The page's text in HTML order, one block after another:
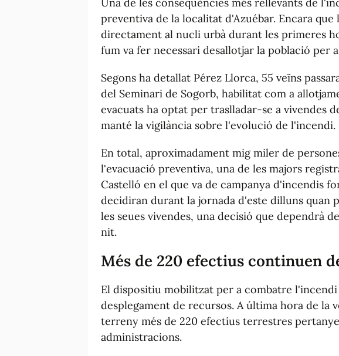
preventiva de la localitat d'Azuébar. Encara que
directament al nucli urbà durant les primeres
fum va fer necessari desallotjar la població per
Segons ha detallat Pérez Llorca, 55 veïns
del Seminari de Sogorb, habilitat com a
evacuats ha optat per traslladar-se a vivendes
manté la vigilància sobre l'evolució de l'incendi.
En total, aproximadament mig miler de
l'evacuació preventiva, una de les majors
Castelló en el que va de campanya d'incendis
decidiran durant la jornada d'este dilluns quan
les seues vivendes, una decisió que dependrà
nit.
Més de 220 efectius continuen
El dispositiu mobilitzat per a combatre
desplegament de recursos. A última hora de la
terreny més de 220 efectius terrestres
administracions.